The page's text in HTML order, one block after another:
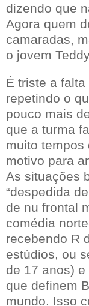
dizendo que
Agora quem
camaradas,
o jovem
É triste a
repetindo o
pouco mais
que a turma
muito tempos
motivo para
As situações
“despedida
de nu frontal
comédia
recebendo R
estúdios, ou
de 17 anos)
que definem
mundo. Isso